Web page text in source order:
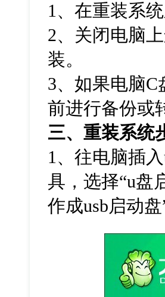
1 、在重装系
2、关闭电脑
装。
3、如果电脑C
前进行备份或
三、重装系统
1 、往电脑插入
具，选择“u盘
作成usb启动盘